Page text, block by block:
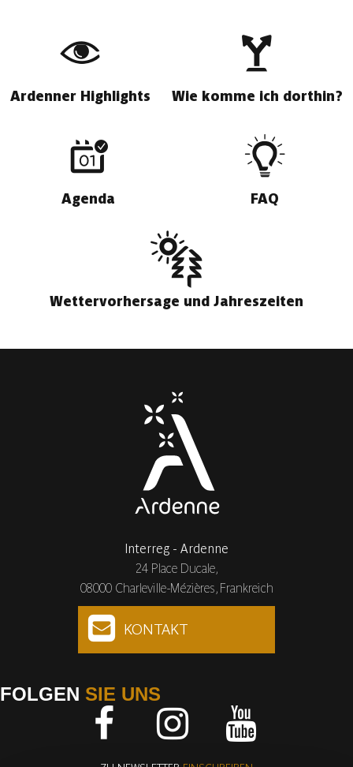
Ardenner Highlights Wie komme ich dorthin?
Agenda FAQ
Wettervorhersage und Jahreszeiten
Interreg - Ardenne
24 Place Ducale,
08000 Charleville-Mézières, Frankreich
KONTAKT
FOLGEN SIE UNS